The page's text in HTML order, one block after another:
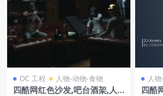
OC 工程 人物-动物-食物
四酷网红色沙发,吧台酒架,人
人
四酷